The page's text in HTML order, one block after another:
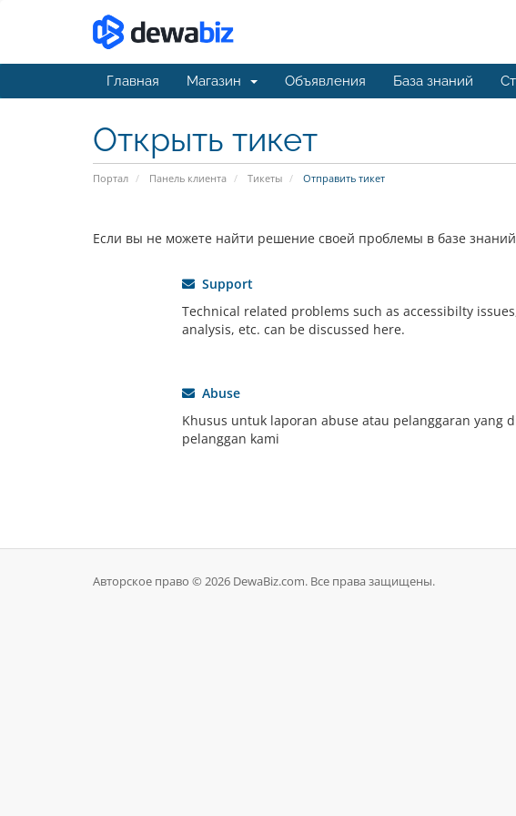
Главная Магазин Объявления База знаний
Открыть тикет
Портал Панель клиента Тикеты Отправить тикет
Если вы не можете найти решение своей проблемы в базе
Support
Technical related problems such as accessibilty
analysis, etc. can be discussed here.
Abuse
Khusus untuk laporan abuse atau pelanggaran yang
pelanggan kami
Авторское право © 2026 DewaBiz.com. Все права защищены.